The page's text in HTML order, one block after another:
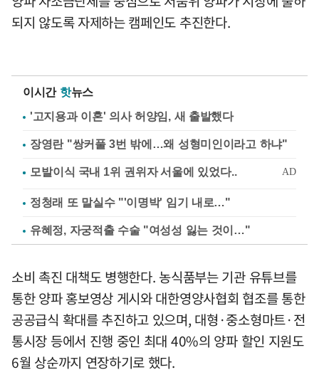
되지 않도록 자제하는 캠페인도 추진한다.
이시간 핫뉴스
'고지용과 이혼' 의사 허양임, 새 출발했다
장영란 "쌍커풀 3번 밖에…왜 성형미인이라고 하냐"
정청래 또 말실수 "'이명박' 임기 내로…"
유혜정, 자궁적출 수술 "여성성 잃는 것이…"
소비 촉진 대책도 병행한다. 농식품부는 기관 유튜브를
통한 양파 홍보영상 게시와 대한영양사협회 협조를 통한
공공급식 확대를 추진하고 있으며, 대형·중소형마트·전
통시장 등에서 진행 중인 최대 40%의 양파 할인 지원도
6월 상순까지 연장하기로 했다.